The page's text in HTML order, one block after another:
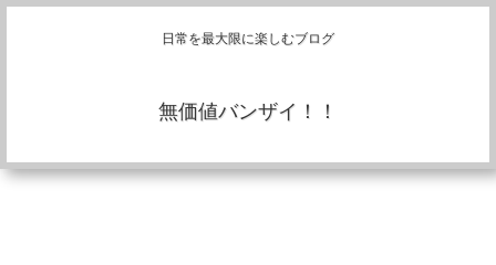
日常を最大限に楽しむブログ
無価値バンザイ！！